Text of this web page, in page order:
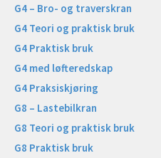
G4 – Bro- og traverskran
G4 Teori og praktisk bruk
G4 Praktisk bruk
G4 med løfteredskap
G4 Praksiskjøring
G8 – Lastebilkran
G8 Teori og praktisk bruk
G8 Praktisk bruk